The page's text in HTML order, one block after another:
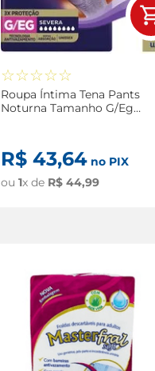
☆☆☆☆☆
Roupa Íntima Tena Pants
Noturna Tamanho G/Eg
R$ 43,64no PIX
ou 1x de R$ 44,99